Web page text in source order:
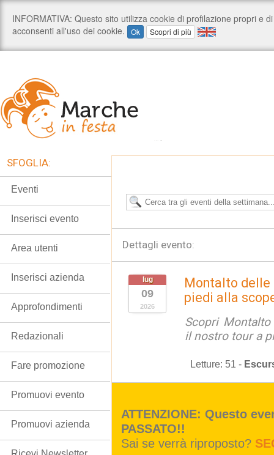
Dettagli evento:
lug
09
2026
Montalto delle
piedi alla
Scopri
il nostro tour a
Letture: 51 -
ATTENZIONE: Questo
PASSATO!!
Sai se verrà riproposto?
SFOGLIA:
Eventi
Inserisci evento
Area utenti
Inserisci azienda
Approfondimenti
Redazionali
Fare promozione
Promuovi evento
Promuovi azienda